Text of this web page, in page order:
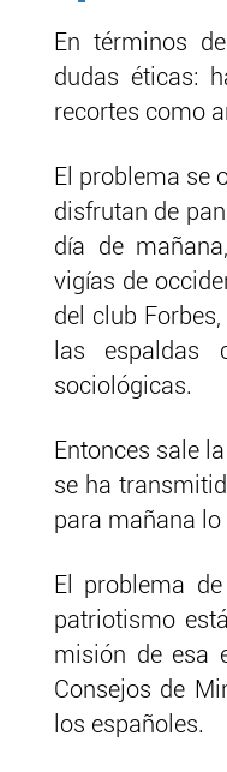
En términos
dudas éticas:
recortes como
El problema se
disfrutan de
día de
vigías de
del club
las espaldas
sociológicas.
Entonces sale
se ha
para mañana lo
El problema
patriotismo
misión de esa
Consejos de
los españoles.